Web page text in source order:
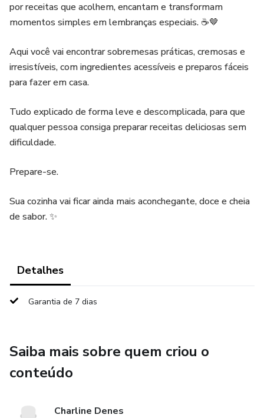
por receitas que acolhem, encantam e transformam
momentos simples em lembranças especiais. ☕🤎
Aqui você vai encontrar sobremesas práticas, cremosas e
irresistíveis, com ingredientes acessíveis e preparos fáceis
para fazer em casa.
Tudo explicado de forma leve e descomplicada, para que
qualquer pessoa consiga preparar receitas deliciosas sem
dificuldade.
Prepare-se.
Sua cozinha vai ficar ainda mais aconchegante, doce e cheia
de sabor. ✨
Detalhes
Garantia de 7 dias
Saiba mais sobre quem criou o
conteúdo
Charline Denes